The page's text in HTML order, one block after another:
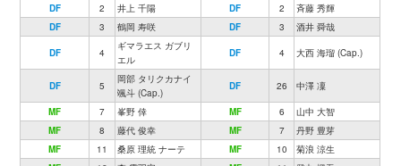
DF 2 井上 千陽 DF 2
斉藤 秀輝
DF
3 鶴岡 寿咲 DF 3 酒井 舜哉
DF 4
ギマラエス ガブリ
エル
DF 4 大西 海瑠 (Cap.)
DF 5
岡部 タリクカナイ
颯斗 (Cap.)
DF 26 中澤 凜
MF 7 峯野 倖 MF 6
山中 大智
MF
8 藤代 俊幸 MF 7
丹野 豊芽
MF
11 桑原 理統 ナーテ MF 10
菊浪 涼生